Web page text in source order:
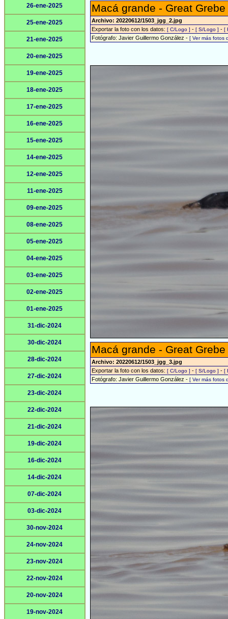
26-ene-2025
25-ene-2025
21-ene-2025
20-ene-2025
19-ene-2025
18-ene-2025
17-ene-2025
16-ene-2025
15-ene-2025
14-ene-2025
12-ene-2025
11-ene-2025
09-ene-2025
08-ene-2025
05-ene-2025
04-ene-2025
03-ene-2025
02-ene-2025
01-ene-2025
31-dic-2024
30-dic-2024
28-dic-2024
27-dic-2024
23-dic-2024
22-dic-2024
21-dic-2024
19-dic-2024
16-dic-2024
14-dic-2024
07-dic-2024
03-dic-2024
30-nov-2024
24-nov-2024
23-nov-2024
22-nov-2024
20-nov-2024
19-nov-2024
Macá grande - Great
Archivo: 20220612/1503_jgg_2.jpg
Exportar la foto con los datos: [ C/Logo ] - [ S/Logo ] - [
Fotógrafo: Javier Guillermo González - [ Ver más fotos
Macá grande - Great
Archivo: 20220612/1503_jgg_3.jpg
Exportar la foto con los datos: [ C/Logo ] - [ S/Logo ] - [
Fotógrafo: Javier Guillermo González - [ Ver más fotos